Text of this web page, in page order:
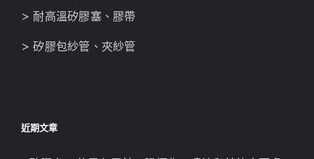
> 耐高溫矽膠塞、膠帶
> 矽膠包紗管、夾紗管
近期文章